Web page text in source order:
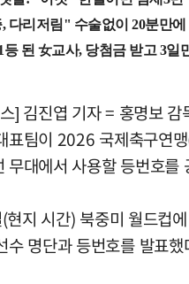
] 김진엽 기자 = 홍명보 감
표팀이 2026 국제축구연
무대에서 사용할 등번호를
현지 시간) 북중미 월드컵
수 명단과 등번호를 발표했